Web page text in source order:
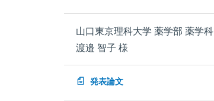
山口東京理科大学 薬学部 薬学科
渡邉 智子 様
発表論文